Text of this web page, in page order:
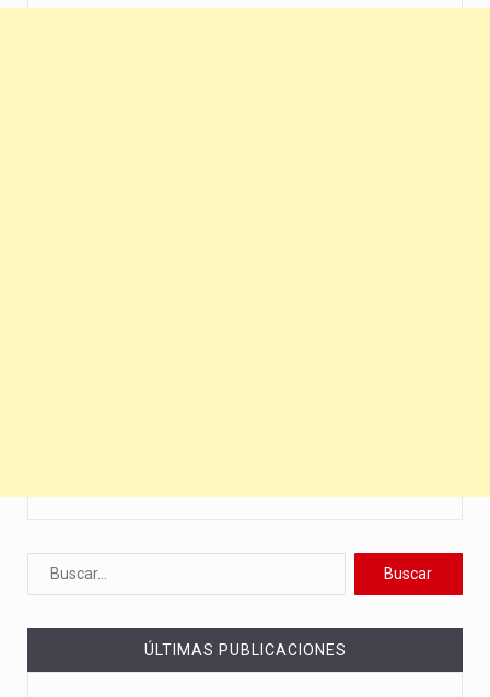
ÚLTIMAS PUBLICACIONES